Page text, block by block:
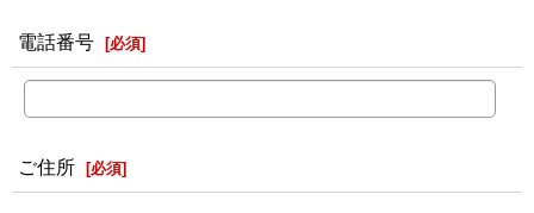
電話番号 [必須]
ご住所 [必須]